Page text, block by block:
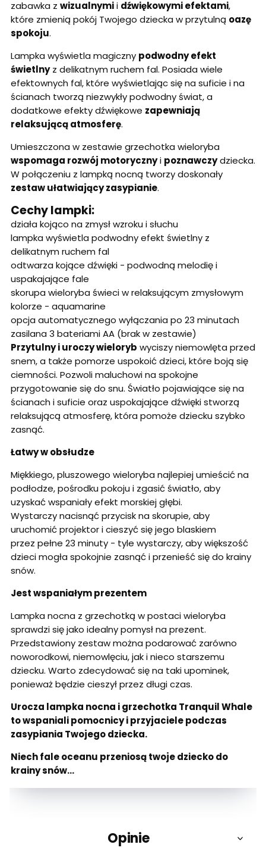
zabawka z wizualnymii dźwiękowymi efektami,
które zmienią pokój Twojego dziecka w przytulną oazę
spokoju.
Lampka wyświetla magiczny podwodny efekt
świetlnyz delikatnym ruchem fal. Posiada wiele
efektownych fal, które wyświetlając się na suficie i na
ścianach tworzą niezwykły podwodny świat, a
dodatkowe efekty dźwiękowe zapewniają
relaksującą atmosferę.
Umieszczona w zestawie grzechotka wieloryba
wspomaga rozwój motorycznyi poznawczydziecka.
W połączeniu z lampką nocną tworzy doskonały
zestaw ułatwiający zasypianie.
Cechy lampki:
działa kojąco na zmysł wzroku i słuchu
lampka wyświetla podwodny efekt świetlny z
delikatnym ruchem fal
odtwarza kojące dźwięki - podwodną melodię i
uspakajające fale
skorupa wieloryba świeci w relaksującym zmysłowym
kolorze - aquamarine
opcja automatycznego wyłączania po 23 minutach
zasilana 3 bateriami AA (brak w zestawie)
Przytulny i uroczy wieloryb wyciszy niemowlęta przed
snem, a także pomorze uspokoić dzieci, które boją się
ciemności. Pozwoli maluchowi na spokojne
przygotowanie się do snu. Światło pojawiające się na
ścianach i suficie oraz uspokajające dźwięki stworzą
relaksującą atmosferę, która pomoże dziecku szybko
zasnąć.
Łatwy w obsłudze
Miękkiego, pluszowego wieloryba najlepiej umieścić na
podłodze, pośrodku pokoju i zgasić światło, aby
uzyskać wspaniały efekt morskiej głębi.
Wystarczy nacisnąć przycisk na skorupie, aby
uruchomić projektor i cieszyć się jego blaskiem
przez pełne 23 minuty - tyle wystarczy, aby większość
dzieci mogła spokojnie zasnąć i przenieść się do krainy
snów.
Jest wspaniałym prezentem
Lampka nocna z grzechotką w postaci wieloryba
sprawdzi się jako idealny pomysł na prezent.
Przedstawiony zestaw można podarować zarówno
noworodkowi, niemowlęciu, jak i nieco starszemu
dziecku. Warto zdecydować się na taki upominek,
ponieważ będzie cieszył przez długi czas.
Urocza lampka nocna i grzechotka Tranquil Whale
to wspaniali pomocnicy i przyjaciele podczas
zasypiania Twojego dziecka.
Niech fale oceanu przeniosą twoje dziecko do
krainy snów...
Opinie